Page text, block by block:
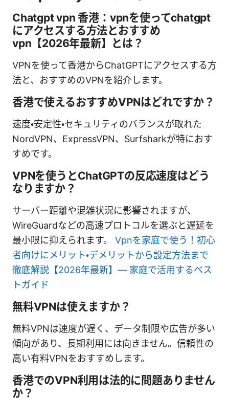
Chatgpt vpn 香港：vpnを使ってchatgpt
にアクセスする方法とおすすめ
vpn【2026年最新】とは？
VPNを使って香港からChatGPTにアクセスする方
法と、おすすめのVPNを紹介します。
香港で使えるおすすめVPNはどれですか？
速度・安定性・セキュリティのバランスが取れた
NordVPN、ExpressVPN、Surfsharkが特におす
すめです。
VPNを使うとChatGPTの反応速度はどう
なりますか？
サーバー距離や混雑状況に影響されますが、
WireGuardなどの高速プロトコルを選ぶと遅延を
最小限に抑えられます。 Vpnを家庭で使う！初心
者向けにメリット・デメリットから設定方法まで
徹底解説【2026年最新】— 家庭で活用するベス
トガイド
無料VPNは使えますか？
無料VPNは速度が遅く、データ制限や広告が多い
傾向があり、長期利用には向きません。信頼性の
高い有料VPNをおすすめします。
香港でのVPN利用は法的に問題ありません
か？